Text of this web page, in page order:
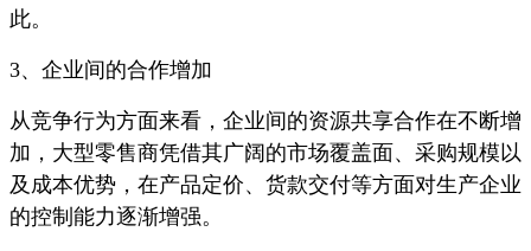
此。
3、企业间的合作增加
从竞争行为方面来看，企业间的资源共享合作在不断增
加，大型零售商凭借其广阔的市场覆盖面、采购规模以
及成本优势，在产品定价、货款交付等方面对生产企业
的控制能力逐渐增强。